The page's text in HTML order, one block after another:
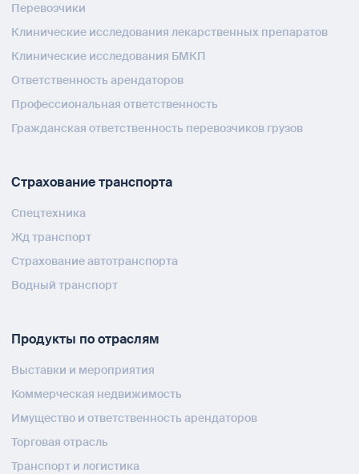
Перевозчики
Клинические исследования лекарственных препаратов
Клинические исследования БМКП
Ответственность арендаторов
Профессиональная ответственность
Гражданская ответственность перевозчиков грузов
Страхование транспорта
Спецтехника
Жд транспорт
Страхование автотранспорта
Водный транспорт
Продукты по отраслям
Выставки и мероприятия
Коммерческая недвижимость
Имущество и ответственность арендаторов
Торговая отрасль
Транспорт и логистика